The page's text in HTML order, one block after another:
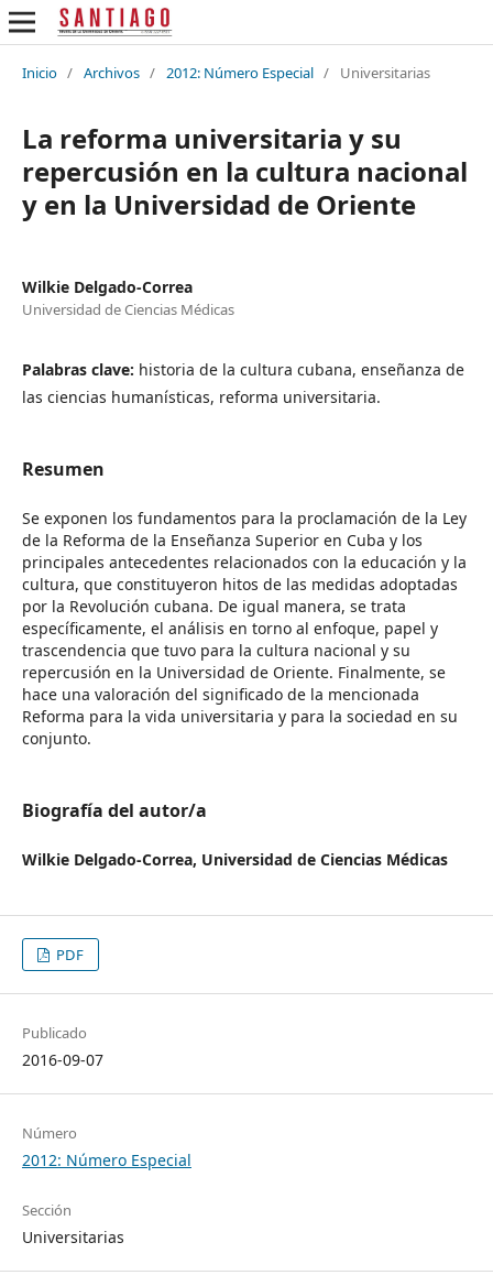
Inicio / Archivos / 2012: Número Especial / Universitarias
La reforma universitaria y su
repercusión en la cultura nacional
y en la Universidad de Oriente
Wilkie Delgado-Correa
Universidad de Ciencias Médicas
Palabras clave: historia de la cultura cubana, enseñanza de
las ciencias humanísticas, reforma universitaria.
Resumen
Se exponen los fundamentos para la proclamación de la Ley
de la Reforma de la Enseñanza Superior en Cuba y los
principales antecedentes relacionados con la educación y la
cultura, que constituyeron hitos de las medidas adoptadas
por la Revolución cubana. De igual manera, se trata
específicamente, el análisis en torno al enfoque, papel y
trascendencia que tuvo para la cultura nacional y su
repercusión en la Universidad de Oriente. Finalmente, se
hace una valoración del significado de la mencionada
Reforma para la vida universitaria y para la sociedad en su
conjunto.
Biografía del autor/a
Wilkie Delgado-Correa, Universidad de Ciencias Médicas
PDF
Publicado
2016-09-07
Número
2012: Número Especial
Sección
Universitarias